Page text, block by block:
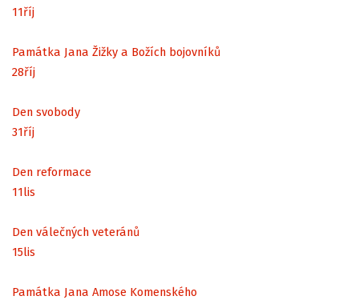
11říj
Památka Jana Žižky a Božích bojovníků
28říj
Den svobody
31říj
Den reformace
11lis
Den válečných veteránů
15lis
Památka Jana Amose Komenského